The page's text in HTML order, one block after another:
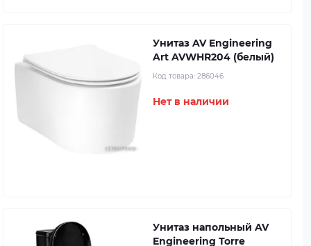
Унитаз AV Engineering
Art AVWHR204 (белый)
Код товара: 286046
Нет в наличии
Унитаз напольный AV
Engineering Torre